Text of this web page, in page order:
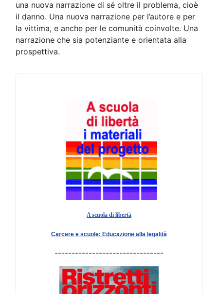
una nuova narrazione di sé oltre il problema, cioè
il danno. Una nuova narrazione per l’autore e per
la vittima, e anche per le comunità coinvolte. Una
narrazione che sia potenziante e orientata alla
prospettiva.
A scuola di libertà
Carcere e scuole: Educazione alla legalità
--------------------------------